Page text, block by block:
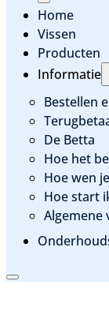
Home
Vissen
Producten
Informatie
Bestellen
De Betta
Hoe het
Hoe wen
Hoe start
Algemene